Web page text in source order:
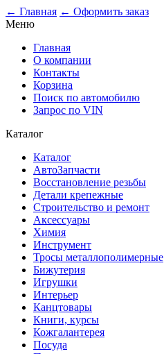
← Главная ← Оформить заказ
Меню
Главная
О компании
Контакты
Корзина
Поиск по автомобилю
Запрос по VIN
Каталог
Каталог
АвтоЗапчасти
Восстановление резьбы
Детали крепежные
Строительство и ремонт
Аксессуары
Химия
Инструмент
Тросы металлополимерные
Бижутерия
Игрушки
Интерьер
Канцтовары
Книги, курсы
Кожгалантерея
Посуда